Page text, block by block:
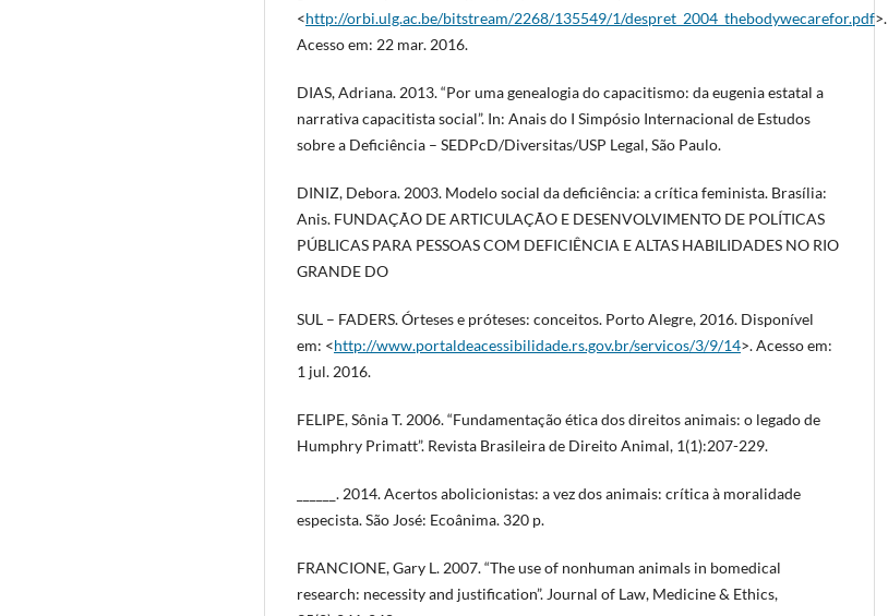
<http://orbi.ulg.ac.be/bitstream/2268/135549/1/despret_2004_thebodywecarefor.pdf>.
Acesso em: 22 mar. 2016.
DIAS, Adriana. 2013. “Por uma genealogia do capacitismo: da eugenia estatal a
narrativa capacitista social”. In: Anais do I Simpósio Internacional de Estudos
sobre a Deficiência – SEDPcD/Diversitas/USP Legal, São Paulo.
DINIZ, Debora. 2003. Modelo social da deficiência: a crítica feminista. Brasília:
Anis. FUNDAÇÃO DE ARTICULAÇÃO E DESENVOLVIMENTO DE POLÍTICAS
PÚBLICAS PARA PESSOAS COM DEFICIÊNCIA E ALTAS HABILIDADES NO RIO
GRANDE DO
SUL – FADERS. Órteses e próteses: conceitos. Porto Alegre, 2016. Disponível
em: <http://www.portaldeacessibilidade.rs.gov.br/servicos/3/9/14>. Acesso em:
1 jul. 2016.
FELIPE, Sônia T. 2006. “Fundamentação ética dos direitos animais: o legado de
Humphry Primatt”. Revista Brasileira de Direito Animal, 1(1):207-229.
______. 2014. Acertos abolicionistas: a vez dos animais: crítica à moralidade
especista. São José: Ecoânima. 320 p.
FRANCIONE, Gary L. 2007. “The use of nonhuman animals in bomedical
research: necessity and justification”. Journal of Law, Medicine & Ethics,